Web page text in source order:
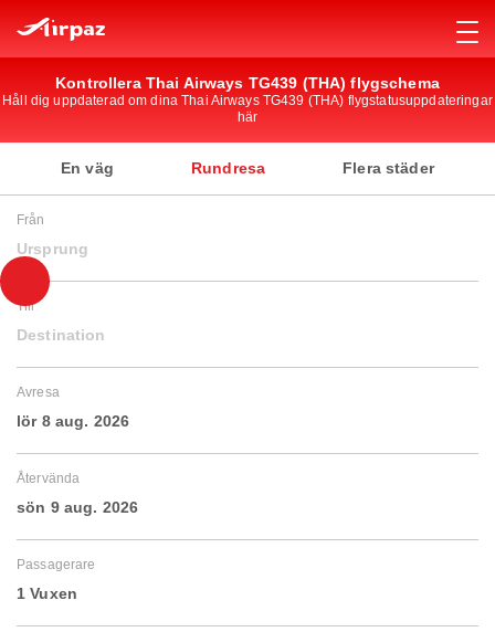
Kontrollera Thai Airways TG439 (THA) flygschema
Håll dig uppdaterad om dina Thai Airways TG439 (THA) flygstatusuppdateringar
här
En väg Rundresa Flera städer
Från
Ursprung
Till
Destination
Avresa
lör 8 aug. 2026
Återvända
sön 9 aug. 2026
Passagerare
1 Vuxen